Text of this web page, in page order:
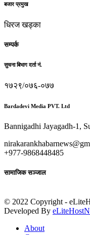
बजार प्रमुख
धिरज खड्का
सम्पर्क
सुचना बिभाग दर्ता नं.
१७२९/०७६-०७७
Bardadevi Media PVT. Ltd
Bannigadhi Jayagadh-1,
+977-9868448485
सामाजिक सञ्जाल
© 2022 Copyright -
Developed By
About